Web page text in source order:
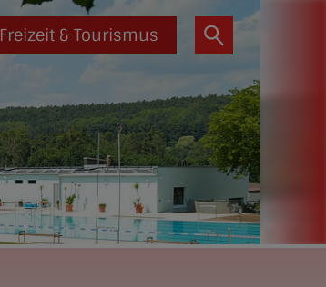
Freizeit & Tourismus